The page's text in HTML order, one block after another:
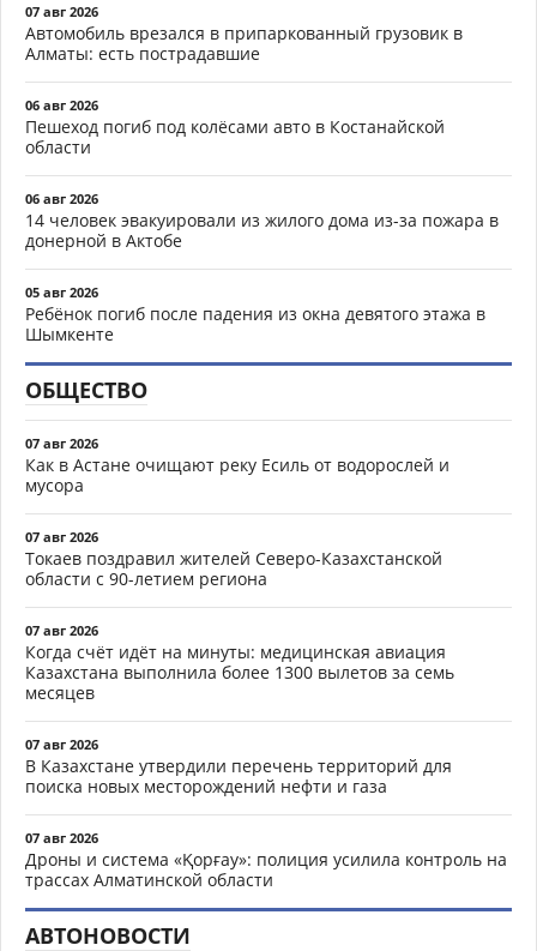
07 авг 2026
Автомобиль врезался в припаркованный грузовик в
Алматы: есть пострадавшие
06 авг 2026
Пешеход погиб под колёсами авто в Костанайской
области
06 авг 2026
14 человек эвакуировали из жилого дома из-за пожара в
донерной в Актобе
05 авг 2026
Ребёнок погиб после падения из окна девятого этажа в
Шымкенте
ОБЩЕСТВО
07 авг 2026
Как в Астане очищают реку Есиль от водорослей и
мусора
07 авг 2026
Токаев поздравил жителей Северо-Казахстанской
области с 90-летием региона
07 авг 2026
Когда счёт идёт на минуты: медицинская авиация
Казахстана выполнила более 1300 вылетов за семь
месяцев
07 авг 2026
В Казахстане утвердили перечень территорий для
поиска новых месторождений нефти и газа
07 авг 2026
Дроны и система «Қорғау»: полиция усилила контроль на
трассах Алматинской области
АВТОНОВОСТИ